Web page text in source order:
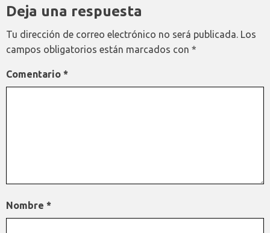
Deja una respuesta
Tu dirección de correo electrónico no será publicada. Los
campos obligatorios están marcados con *
Comentario *
Nombre *